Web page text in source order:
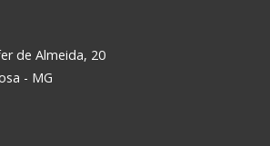
de Almeida, 20
- MG